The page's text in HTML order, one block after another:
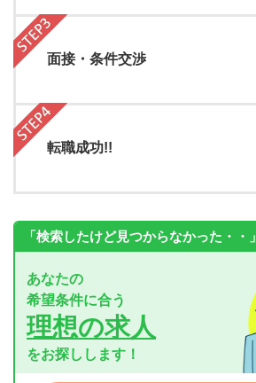
面接・条件交渉
転職成功!!
「検索したけど見つからなかった・・」
あなたの
希望条件に合う
理想の求人
をお探しします！